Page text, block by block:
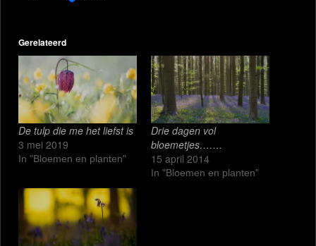
Gerelateerd
De tulp die me het liefst is
3 mei 2019
In "Bloemen en planten"
Drie dagen vol
bloemetjes…….
15 april 2014
In "Bloemen en planten"